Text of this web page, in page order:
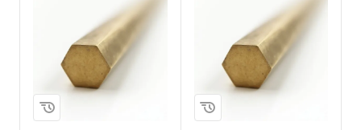
Сплав / Марка стали
БрХЦр
ГОСТ, ТУ
ГОСТ 1628-2019
Диаметр, мм
38
Сплав / Марка стали
ГОСТ, ТУ
ГОСТ 15835-2013
Диаметр, мм
19